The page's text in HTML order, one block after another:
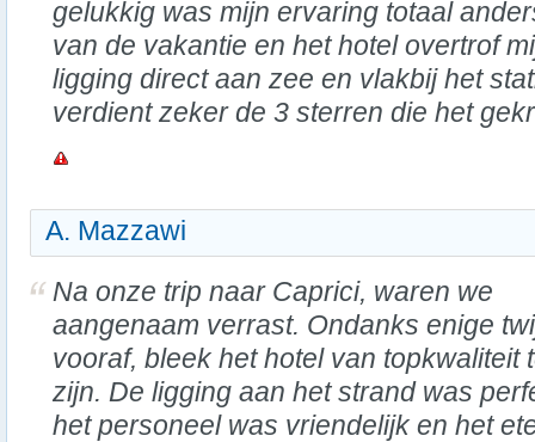
gelukkig was mijn ervaring totaal
van de vakantie en het hotel overtrof
ligging direct aan zee en vlakbij het
verdient zeker de 3 sterren die het
A. Mazzawi
Na onze trip naar Caprici, waren we
aangenaam verrast. Ondanks enige
vooraf, bleek het hotel van topkwaliteit
zijn. De ligging aan het strand was
het personeel was vriendelijk en het